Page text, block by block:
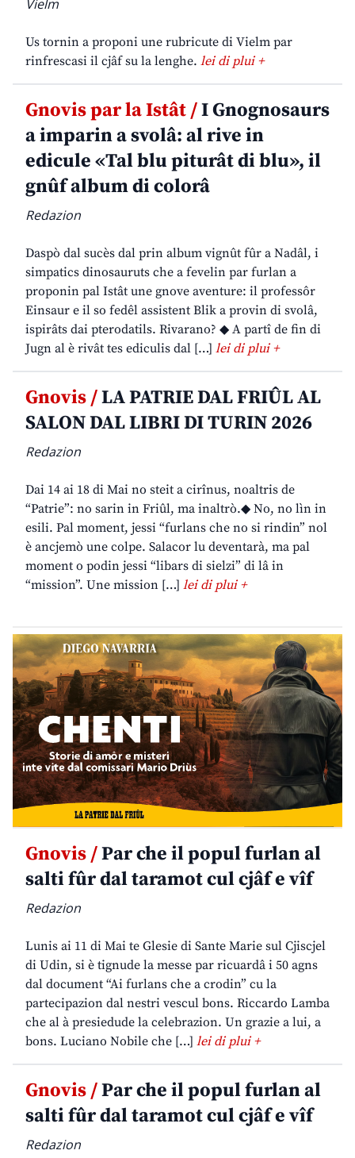
Vielm
Us tornin a proponi une rubricute di Vielm par
rinfrescasi il cjâf su la lenghe. lei di plui +
Gnovis par la Istât /I Gnognosaurs
a imparin a svolâ: al rive in
edicule «Tal blu piturât di blu», il
gnûf album di colorâ
Redazion
Daspò dal sucès dal prin album vignût fûr a Nadâl, i
simpatics dinosauruts che a fevelin par furlan a
proponin pal Istât une gnove aventure: il professôr
Einsaur e il so fedêl assistent Blik a provin di svolâ,
ispirâts dai pterodatils. Rivarano? ◆ A partî de fin di
Jugn al è rivât tes ediculis dal […] lei di plui +
Gnovis /LA PATRIE DAL FRIÛL AL
SALON DAL LIBRI DI TURIN 2026
Redazion
Dai 14 ai 18 di Mai no steit a cirînus, noaltris de
“Patrie”: no sarin in Friûl, ma inaltrò.◆ No, no lìn in
esili. Pal moment, jessi “furlans che no si rindin” nol
è ancjemò une colpe. Salacor lu deventarà, ma pal
moment o podin jessi “libars di sielzi” di lâ in
“mission”. Une mission […] lei di plui +
Gnovis /Par che il popul furlan al
salti fûr dal taramot cul cjâf e vîf
Redazion
Lunis ai 11 di Mai te Glesie di Sante Marie sul Cjiscjel
di Udin, si è tignude la messe par ricuardâ i 50 agns
dal document “Ai furlans che a crodin” cu la
partecipazion dal nestri vescul bons. Riccardo Lamba
che al à presiedude la celebrazion. Un grazie a lui, a
bons. Luciano Nobile che […] lei di plui +
Gnovis /Par che il popul furlan al
salti fûr dal taramot cul cjâf e vîf
Redazion